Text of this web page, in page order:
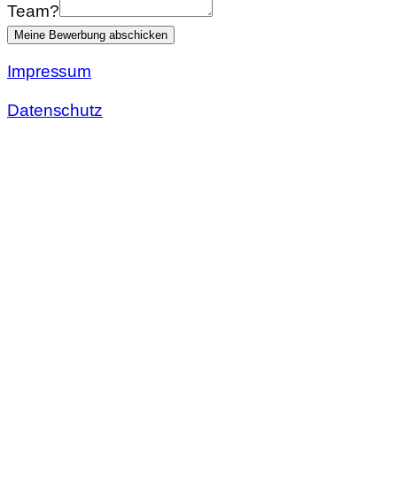
Team?
Meine Bewerbung abschicken
Impressum
Datenschutz